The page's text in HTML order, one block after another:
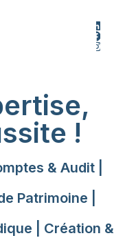
!
& Audit |
Patrimoine |
| Création &